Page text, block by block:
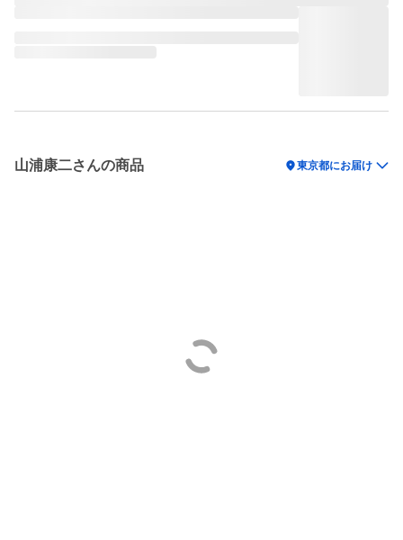
山浦康二さんの商品 location_on東京都にお届け